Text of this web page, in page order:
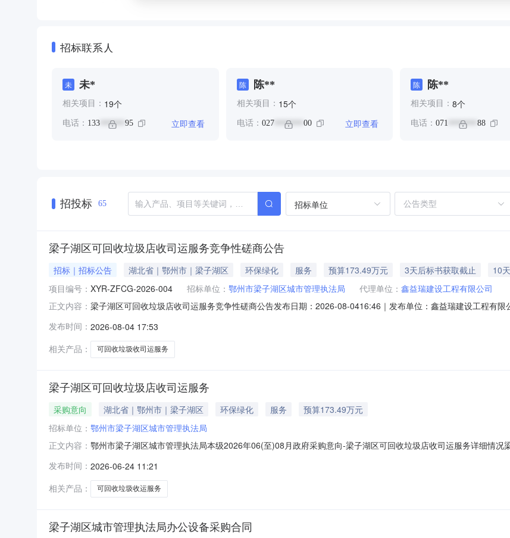
招标联系人
未 未*
相关项目： 19个
电话： 133 ****** 95 立即查看
陈 陈**
相关项目： 15个
电话： 027 ******* 00 立即查看
陈 陈**
相关项目： 8个
电话： 071 ******* 88
招投标 65 招标单位
梁子湖区可回收垃圾店收司运服务竞争性磋商公告
招标｜招标公告 湖北省｜鄂州市｜梁子湖区 环保绿化 服务 预算173.49万元 3天后标书获取截止 10
项目编号： XYR-ZFCG-2026-004 招标单位： 鄂州市梁子湖区城市管理执法局 代理单位： 鑫益瑞建设工程有限公司
正文内容： 梁子湖区可回收垃圾店收司运服务竞争性磋商公告发布日期：2026-08-0416:46｜发布单位：鑫益瑞建设工程有
客户端获取采购文件，并于2026年08月18日09点30分（北京时间）前提交响应文件。一、项目基本情况1、项目编
发布时间： 2026-08-04 17:53
相关产品：
可回收垃圾收司运服务
梁子湖区可回收垃圾店收司运服务
采购意向 湖北省｜鄂州市｜梁子湖区 环保绿化 服务
预算173.49万元
招标单位： 鄂州市梁子湖区城市管理执法局
正文内容： 鄂州市梁子湖区城市管理执法局本级2026年06(至)08月政府采购意向-梁子湖区可回收垃圾店收司运服务详细情
万元(人民币)采购品目：采购需求概况：采购内容:梁子湖区可回收垃圾店收司运服务采购数量:1项主要功能或目标
代销店，
发布时间： 2026-06-24 11:21
相关产品：
可回收垃圾收运服务
梁子湖区城市管理执法局办公设备采购合同